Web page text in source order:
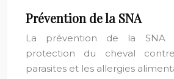
Prévention de la SNA
La prévention de la SNA
protection du cheval
parasites et les allergies